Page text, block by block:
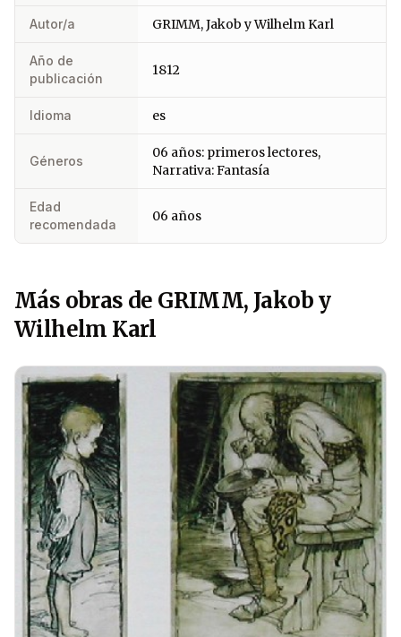
Autor/a GRIMM, Jakob y Wilhelm Karl
Año de
publicación
1812
Idioma es
Géneros
06 años: primeros lectores,
Narrativa: Fantasía
Edad
recomendada
06 años
Más obras de GRIMM, Jakob y
Wilhelm Karl